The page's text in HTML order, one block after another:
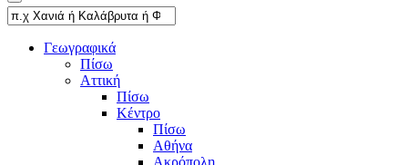
Γεωγραφικά
Πίσω
Αττική
Πίσω
Κέντρο
Πίσω
Αθήνα
Ακρόπολη